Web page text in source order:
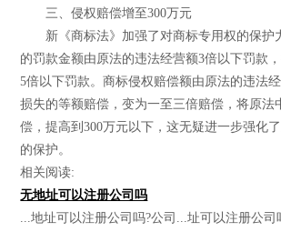
三、侵权赔偿增至300万元
新《商标法》加强了对商标专用权的保护
的罚款金额由原法的违法经营额3倍以下罚款
5倍以下罚款。商标侵权赔偿额由原法的违法
损失的等额赔偿，变为一至三倍赔偿，将原法
偿，提高到300万元以下，这无疑进一步强化
的保护。
相关阅读:
无地址可以注册公司吗
...地址可以注册公司吗?公司...址可以注册公司